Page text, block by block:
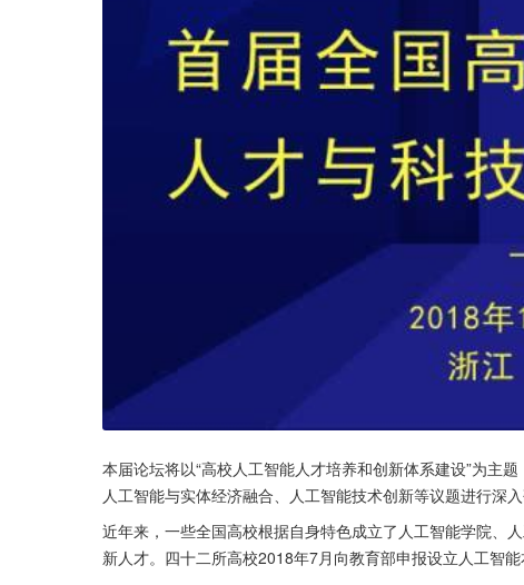
本届论坛将以“高校人工智能人才培养和创新体系建设”为主
人工智能与实体经济融合、人工智能技术创新等议题进行深入
近年来，一些全国高校根据自身特色成立了人工智能学院、
新人才。四十二所高校2018年7月向教育部申报设立人工智能